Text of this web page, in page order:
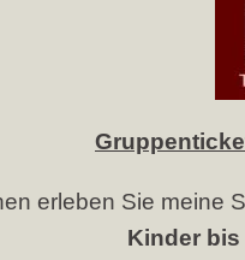
erleben Sie meine
Kinder